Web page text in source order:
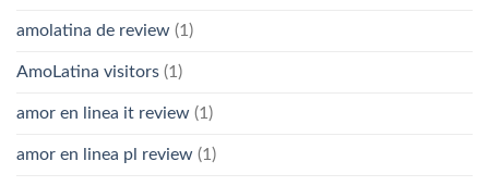
amolatina de review (1)
AmoLatina visitors (1)
amor en linea it review (1)
amor en linea pl review (1)